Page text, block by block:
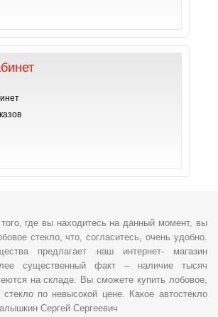
где вы находитесь на данный момент, вы
стекло, что, согласитесь, очень удобно.
предлагает наш интернет- магазин
существенный факт – наличие тысяч
на складе. Вы сможете купить лобовое,
по невысокой цене. Какое автостекло
Сергей Сергеевич